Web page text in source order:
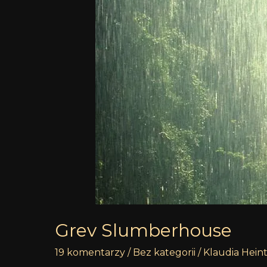
Grev Slumberhouse
19 komentarzy / Bez kategorii / Klaudia